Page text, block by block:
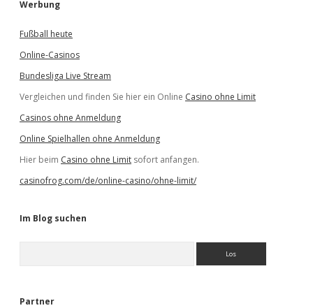
Werbung
Fußball heute
Online-Casinos
Bundesliga Live Stream
Vergleichen und finden Sie hier ein Online Casino ohne Limit
Casinos ohne Anmeldung
Online Spielhallen ohne Anmeldung
Hier beim Casino ohne Limit sofort anfangen.
casinofrog.com/de/online-casino/ohne-limit/
Im Blog suchen
e
Partner